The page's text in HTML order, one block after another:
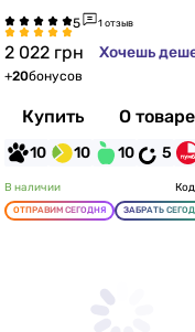
1 отзыв
2 022 грн Хочешь
+20бонусов
Купить О товаре
10 10 10 5
В наличии
ОТПРАВИМ СЕГОДНЯ ЗАБРАТЬ